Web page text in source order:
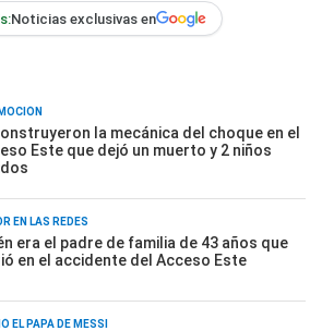
Noticias exclusivas en
la mecánica del choque en el
Este que dejó un muerto y 2 niños
EN LAS REDES
era el padre de familia de 43 años que
en el accidente del Acceso Este
EL PAPÁ DE MESSI